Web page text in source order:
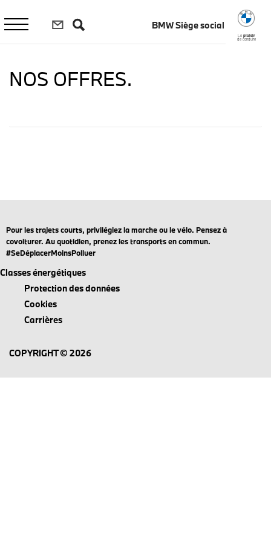
contenu
principal
BMW Siège social
Le plaisir
de conduire
NOS OFFRES.
Pour les trajets courts, privilégiez la marche ou le vélo. Pensez à
covoiturer. Au quotidien, prenez les transports en commun.
#SeDéplacerMoinsPolluer
Classes énergétiques
Protection des données
Cookies
Carrières
COPYRIGHT © 2026